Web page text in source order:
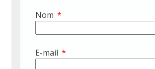
Nom *
E-mail *